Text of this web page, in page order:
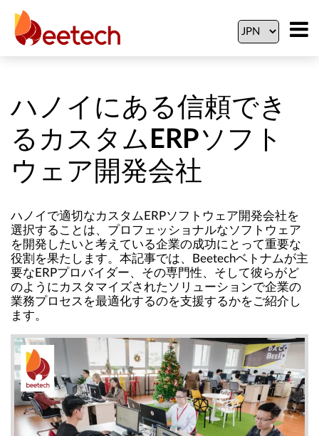
ハノイにある信頼でき
るカスタムERPソフト
ウェア開発会社
ハノイで適切なカスタムERPソフトウェア開発会社を
選択することは、プロフェッショナルなソフトウェア
を開発したいと考えている企業の成功にとって重要な
役割を果たします。本記事では、Beetechベトナムが主
要なERPプロバイダー、その専門性、そして彼らがど
のようにカスタマイズされたソリューションで企業の
業務プロセスを最適化するのを支援するかをご紹介し
ます。